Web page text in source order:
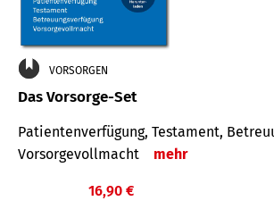
VORSORGEN
Das Vorsorge-Set
Patienten­ver­fügung, Testa­ment,
Vor­sorge­voll­macht
mehr
16,90 €